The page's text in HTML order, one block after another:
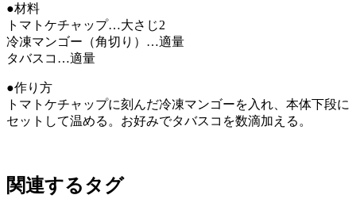
●材料
トマトケチャップ…大さじ2
冷凍マンゴー（角切り）…適量
タバスコ…適量
●作り方
トマトケチャップに刻んだ冷凍マンゴーを入れ、本体下段に
セットして温める。お好みでタバスコを数滴加える。
関連するタグ